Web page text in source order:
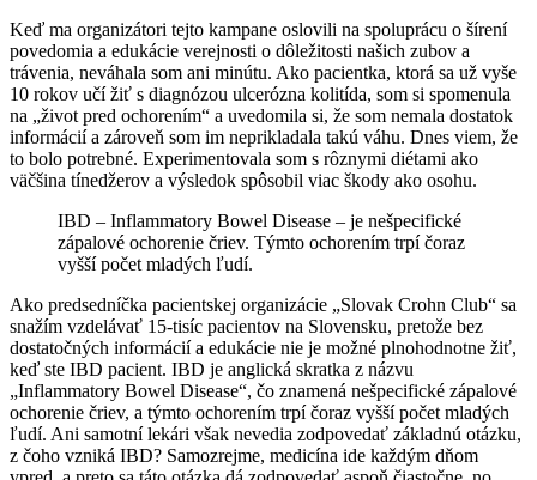
Keď ma organizátori tejto kampane oslovili na spoluprácu o šírení
povedomia a edukácie verejnosti o dôležitosti našich zubov a
trávenia, neváhala som ani minútu. Ako pacientka, ktorá sa už vyše
10 rokov učí žiť s diagnózou ulcerózna kolitída, som si spomenula
na „život pred ochorením“ a uvedomila si, že som nemala dostatok
informácií a zároveň som im neprikladala takú váhu. Dnes viem, že
to bolo potrebné. Experimentovala som s rôznymi diétami ako
väčšina tínedžerov a výsledok spôsobil viac škody ako osohu.
IBD – Inflammatory Bowel Disease – je nešpecifické
zápalové ochorenie čriev. Týmto ochorením trpí čoraz
vyšší počet mladých ľudí.
Ako predsedníčka pacientskej organizácie „Slovak Crohn Club“ sa
snažím vzdelávať 15-tisíc pacientov na Slovensku, pretože bez
dostatočných informácií a edukácie nie je možné plnohodnotne žiť,
keď ste IBD pacient. IBD je anglická skratka z názvu
„Inflammatory Bowel Disease“, čo znamená nešpecifické zápalové
ochorenie čriev, a týmto ochorením trpí čoraz vyšší počet mladých
ľudí. Ani samotní lekári však nevedia zodpovedať základnú otázku,
z čoho vzniká IBD? Samozrejme, medicína ide každým dňom